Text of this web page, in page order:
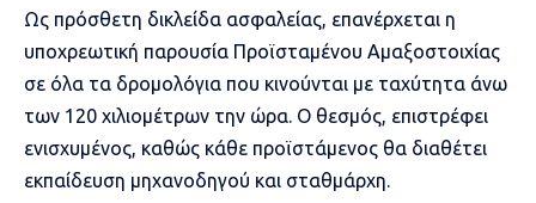
Ως πρόσθετη δικλείδα ασφαλείας, επανέρχεται η
υποχρεωτική παρουσία Προϊσταμένου Αμαξοστοιχίας
σε όλα τα δρομολόγια που κινούνται με ταχύτητα άνω
των 120 χιλιομέτρων την ώρα. Ο θεσμός, επιστρέφει
ενισχυμένος, καθώς κάθε προϊστάμενος θα διαθέτει
εκπαίδευση μηχανοδηγού και σταθμάρχη.